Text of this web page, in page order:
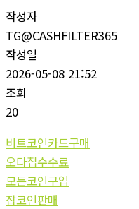
작성자
TG@CASHFILTER365
작성일
2026-05-08 21:52
조회
20
비트코인카드구매
오다집수수료
모든코인구입
잡코인판매